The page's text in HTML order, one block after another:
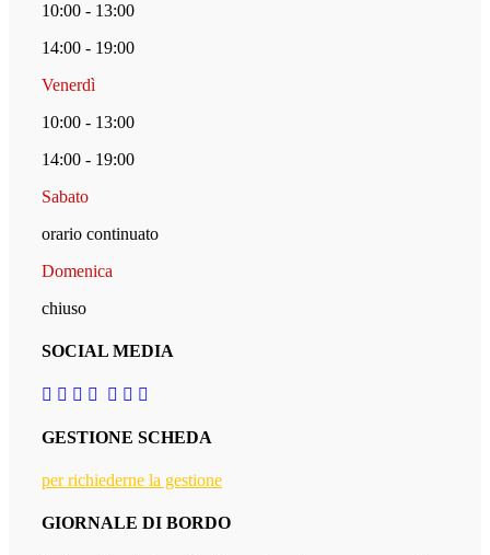
10:00 - 13:00
14:00 - 19:00
Venerdì
10:00 - 13:00
14:00 - 19:00
Sabato
orario continuato
Domenica
chiuso
SOCIAL MEDIA
GESTIONE SCHEDA
per richiederne la gestione
GIORNALE DI BORDO